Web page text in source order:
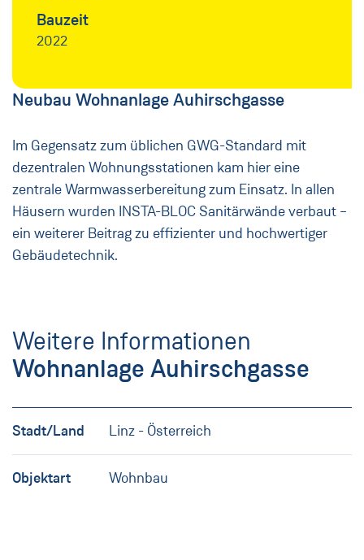
Bauzeit
2022
Neubau Wohnanlage Auhirschgasse
Im Gegensatz zum üblichen GWG-Standard mit
dezentralen Wohnungsstationen kam hier eine
zentrale Warmwasserbereitung zum Einsatz. In allen
Häusern wurden INSTA-BLOC Sanitärwände verbaut –
ein weiterer Beitrag zu effizienter und hochwertiger
Gebäudetechnik.
Weitere Informationen
Wohnanlage Auhirschgasse
Stadt/Land Linz - Österreich
Objektart Wohnbau